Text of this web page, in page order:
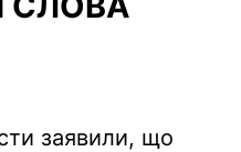
заявили, що